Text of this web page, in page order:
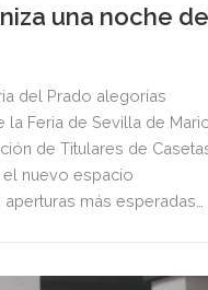
una noche
del Prado alegorías
la Feria de Sevilla de
de Titulares de
el nuevo espacio
aperturas más esperadas